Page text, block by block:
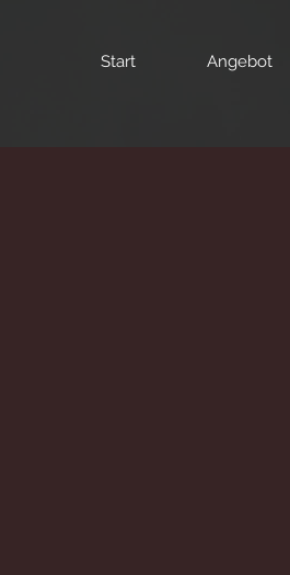
Start Angebot